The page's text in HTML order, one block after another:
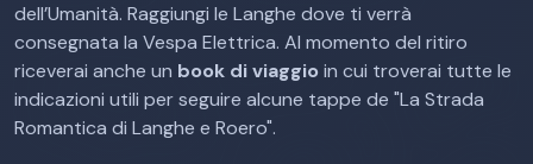
dell’Umanità. Raggiungi le Langhe dove ti verrà
consegnata la Vespa Elettrica. Al momento del ritiro
riceverai anche un book di viaggio in cui troverai tutte le
indicazioni utili per seguire alcune tappe de "La Strada
Romantica di Langhe e Roero".